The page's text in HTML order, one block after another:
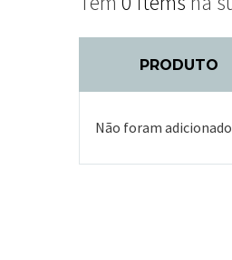
PRODUTO
Não foram